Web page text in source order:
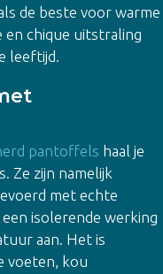
de beste voor warme
en chique uitstraling
leeftijd.
pantoffels haal je
Ze zijn namelijk
met echte
isolerende werking
aan. Het is
voeten, kou